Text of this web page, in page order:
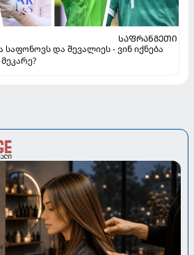
ᲡᲐᲤᲠᲐᲜᲒᲔᲗᲘ
საფონოვს და შევალიეს - ვინ იქნება